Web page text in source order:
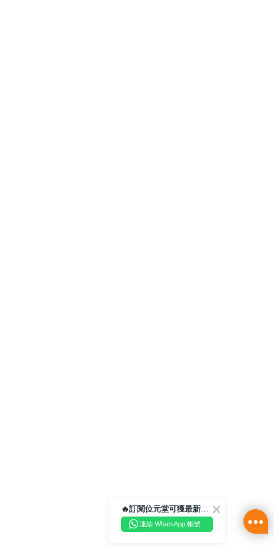
🔥訂閱位元堂可獲最新優惠及活動資訊🔥
連結 WhatsApp 帳號